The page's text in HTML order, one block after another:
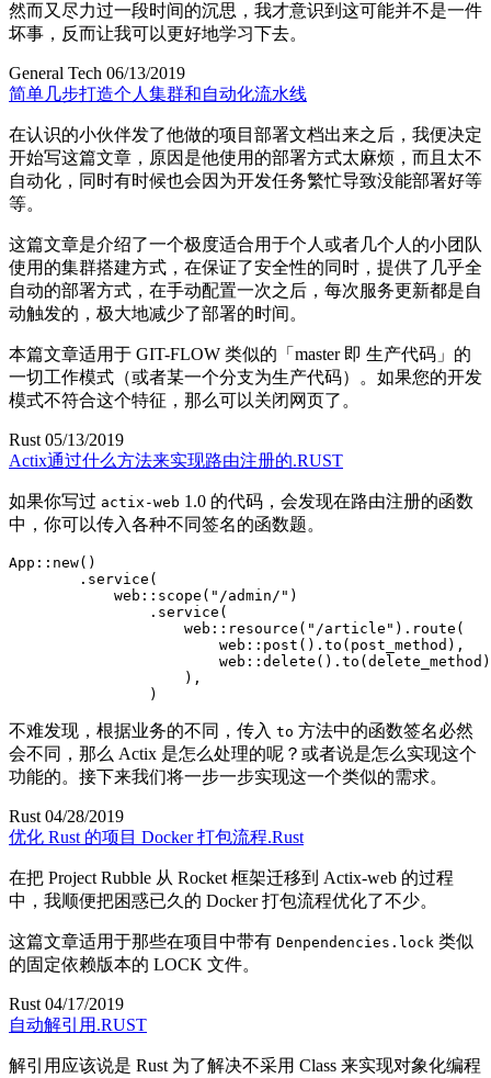
然而又尽力过一段时间的沉思 ， 我才意识到这可能并不是一件
坏事 ， 反而让我可以更好地学习下去。
General Tech 06/13/2019
简单几步打造个人集群和自动化流水线
在认识的小伙伴发了他做的项目部署文档出来之后 ， 我便决定
开始写这篇文章 ， 原因是他使用的部署方式太麻烦 ， 而且太不
自动化 ， 同时有时候也会因为开发任务繁忙导致没能部署好等
等。
这篇文章是介绍了一个极度适合用于个人或者几个人的小团队
使用的集群搭建方式 ， 在保证了安全性的同时 ， 提供了几乎全
自动的部署方式 ， 在手动配置一次之后 ， 每次服务更新都是自
动触发的 ， 极大地减少了部署的时间。
本篇文章适用于 GIT-FLOW 类似的 「 master 即 生产代码 」 的
一切工作模式 （或者某一个分支为生产代码） 。 如果您的开发
模式不符合这个特征 ， 那么可以关闭网页了。
Rust 05/13/2019
Actix通过什么方法来实现路由注册的.RUST
如果你写过 actix-web 1.0 的代码 ， 会发现在路由注册的函数
中 ， 你可以传入各种不同签名的函数题。
App :: new( )
. service (
            web
:: scope ( "/admin/" )
. service (
                    web
:: resource ( "/article" ) . route (
                        web
:: post ( ) . to ( post_method ) ,
                        web
:: delete ( ) . to ( delete_method )
) ,
)
不难发现 ， 根据业务的不同 ， 传入 to 方法中的函数签名必然
会不同 ， 那么 Actix 是怎么处理的呢 ？ 或者说是怎么实现这个
功能的。 接下来我们将一步一步实现这一个类似的需求。
Rust 04/28/2019
优化 Rust 的项目 Docker 打包流程.Rust
在把 Project Rubble 从 Rocket 框架迁移到 Actix-web 的过程
中 ， 我顺便把困惑已久的 Docker 打包流程优化了不少。
这篇文章适用于那些在项目中带有 Denpendencies.lock 类似
的固定依赖版本的 LOCK 文件。
Rust 04/17/2019
自动解引用.RUST
解引用应该说是 Rust 为了解决不采用 Class 来实现对象化编程